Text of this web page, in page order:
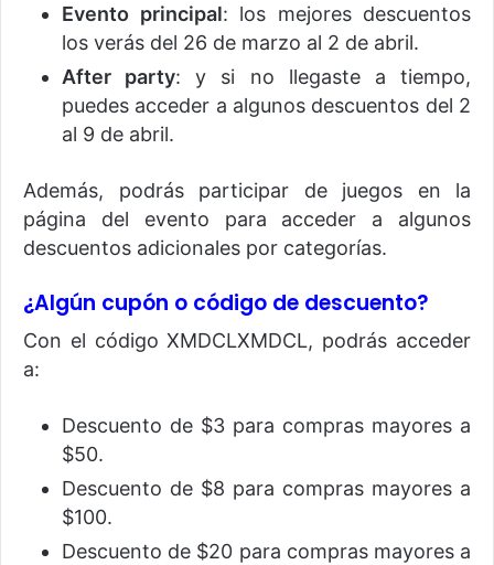
Evento principal: los mejores descuentos
los verás del 26 de marzo al 2 de abril.
After party: y si no llegaste a tiempo,
puedes acceder a algunos descuentos del 2
al 9 de abril.
Además, podrás participar de juegos en la
página del evento para acceder a algunos
descuentos adicionales por categorías.
¿Algún cupón o código de descuento?
Con el código XMDCLXMDCL, podrás acceder
a:
Descuento de $3 para compras mayores a
$50.
Descuento de $8 para compras mayores a
$100.
Descuento de $20 para compras mayores a